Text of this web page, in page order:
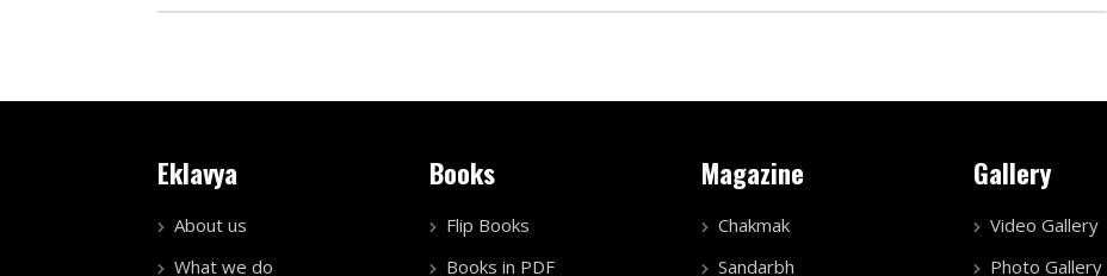
Eklavya
About us
What we do
Books
Flip Books
Books in PDF
Magazine
Chakmak
Sandarbh
Gallery
Video Gallery
Photo Gallery